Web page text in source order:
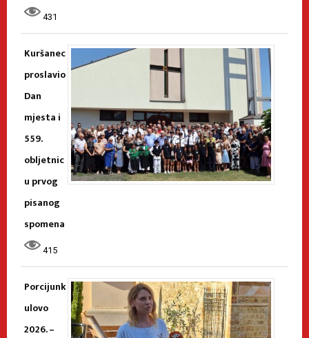
431
Kuršanec
proslavio
Dan
mjesta i
559.
obljetnic
u prvog
pisanog
spomena
415
Porcijunk
ulovo
2026. –